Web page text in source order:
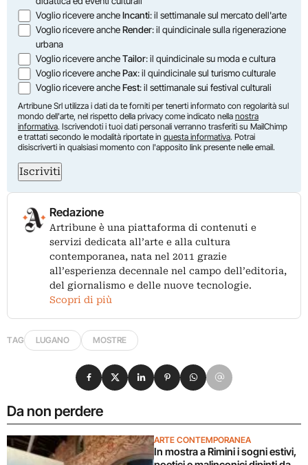
Voglio ricevere ancheIncanti: il settimanale sul mercato dell'arte
Voglio ricevere ancheRender: il quindicinale sulla rigenerazione
urbana
Voglio ricevere ancheTailor: il quindicinale su moda e cultura
Voglio ricevere anchePax: il quindicinale sul turismo culturale
Voglio ricevere ancheFest: il settimanale sui festival culturali
Artribune Srl utilizza i dati da te forniti per tenerti informato con regolarità sul
mondo dell'arte, nel rispetto della privacy come indicato nella nostra
informativa. Iscrivendoti i tuoi dati personali verranno trasferiti su MailChimp
e trattati secondo le modalità riportate in questa informativa. Potrai
disiscriverti in qualsiasi momento con l'apposito link presente nelle email.
Iscriviti
Redazione
Artribune è una piattaforma di contenuti e
servizi dedicata all’arte e alla cultura
contemporanea, nata nel 2011 grazie
all’esperienza decennale nel campo dell’editoria,
del giornalismo e delle nuove tecnologie.
Scopri di più
TAG LUGANO MOSTRE
Da non perdere
ARTE CONTEMPORANEA
In mostra a Rimini i sogni estivi,
Condividi su Facebook
Condividi su X
Condividi su LinkedIn
Condividi su Pinterest
Condividi su WhatsApp
Condividi su Email